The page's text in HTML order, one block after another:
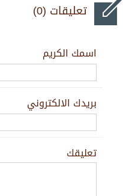
تعليقات (0)
اسمك الكريم
بريدك الالكتروني
تعليقك